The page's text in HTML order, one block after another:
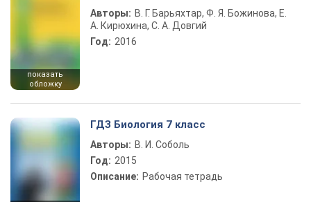
показать
обложку
Авторы: В. Г. Барьяхтар, Ф. Я. Божинова, Е.
А. Кирюхина, С. А. Довгий
Год: 2016
ГДЗ Биология 7 класс
Авторы: В. И. Соболь
Год: 2015
Описание: Рабочая тетрадь